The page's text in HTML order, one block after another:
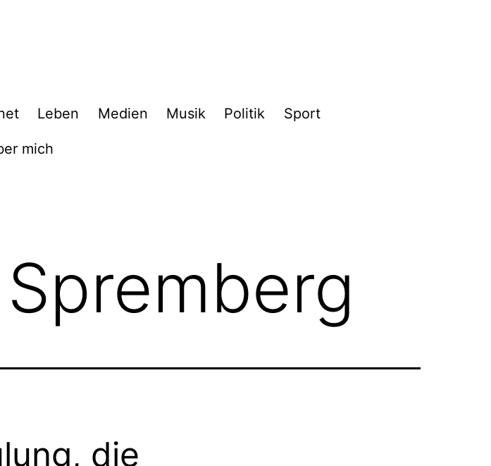
Leben Medien Musik Politik Sport
mich
Spremberg
die